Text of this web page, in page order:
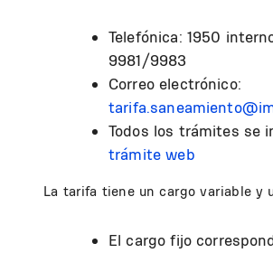
Telefónica: 1950
9981/9983
Correo electrónico:
Todos los trámites se
trámite web
La tarifa tiene un cargo variable y
El cargo fijo